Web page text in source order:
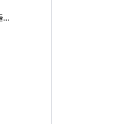
BMW 수리비 vs 볼보 수리비 누가 더 많이 들까요 ㅎ